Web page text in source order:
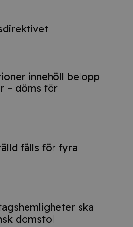
innehöll belopp
– döms för
fälls för fyra
ska
domstol